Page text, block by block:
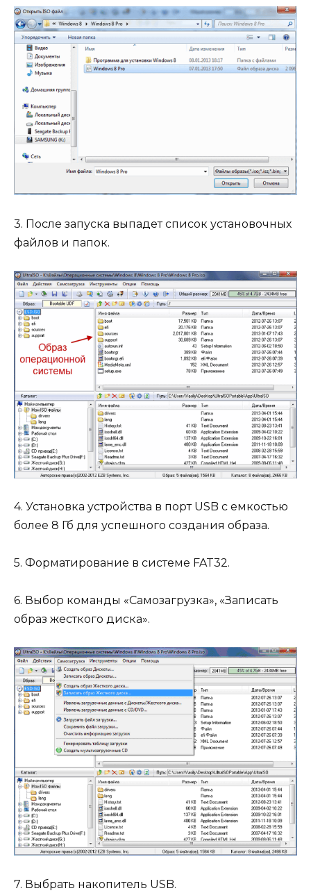
3. После запуска выпадет список установочных
файлов и папок.
4. Установка устройства в порт USB с емкостью
более 8 Гб для успешного создания образа.
5. Форматирование в системе FAT32.
6. Выбор команды «Самозагрузка», «Записать
образ жесткого диска».
7. Выбрать накопитель USB.